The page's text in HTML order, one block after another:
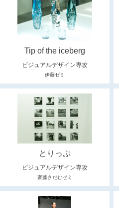
Tip of the iceberg
ビジュアルデザイン専攻
伊藤ゼミ
とりっぷ
ビジュアルデザイン専攻
齋藤さだむゼミ